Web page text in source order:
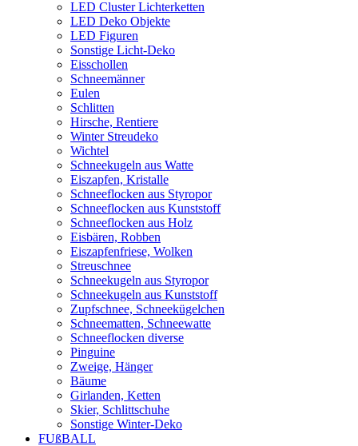
LED Cluster Lichterketten
LED Deko Objekte
LED Figuren
Sonstige Licht-Deko
Eisschollen
Schneemänner
Eulen
Schlitten
Hirsche, Rentiere
Winter Streudeko
Wichtel
Schneekugeln aus Watte
Eiszapfen, Kristalle
Schneeflocken aus Styropor
Schneeflocken aus Kunststoff
Schneeflocken aus Holz
Eisbären, Robben
Eiszapfenfriese, Wolken
Streuschnee
Schneekugeln aus Styropor
Schneekugeln aus Kunststoff
Zupfschnee, Schneekügelchen
Schneematten, Schneewatte
Schneeflocken diverse
Pinguine
Zweige, Hänger
Bäume
Girlanden, Ketten
Skier, Schlittschuhe
Sonstige Winter-Deko
FUßBALL